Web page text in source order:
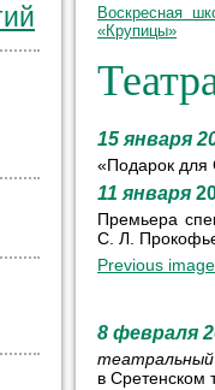
Воскресная
«Крупицы»
15 января
«Подарок для
11 января
Премьера
С. Л.
Previous image
8 февраля
в Сретенском